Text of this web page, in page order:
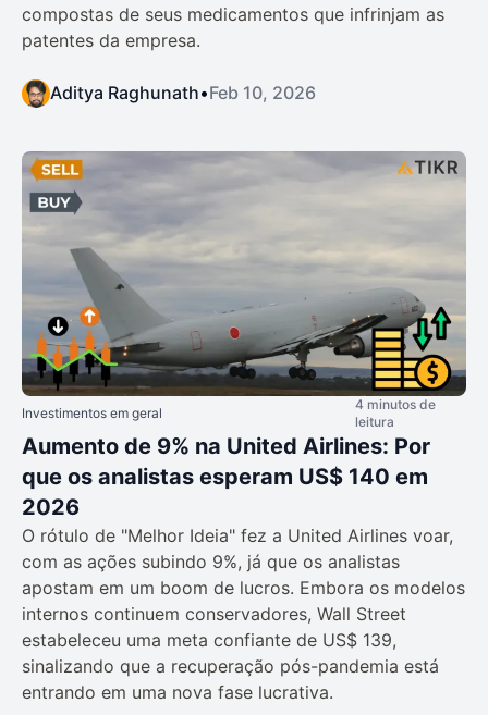
compostas de seus medicamentos que infrinjam as
patentes da empresa.
Aditya Raghunath•Feb 10, 2026
Investimentos em geral
4 minutos de
leitura
Aumento de 9% na United Airlines: Por
que os analistas esperam US$ 140 em
2026
O rótulo de "Melhor Ideia" fez a United Airlines voar,
com as ações subindo 9%, já que os analistas
apostam em um boom de lucros. Embora os modelos
internos continuem conservadores, Wall Street
estabeleceu uma meta confiante de US$ 139,
sinalizando que a recuperação pós-pandemia está
entrando em uma nova fase lucrativa.